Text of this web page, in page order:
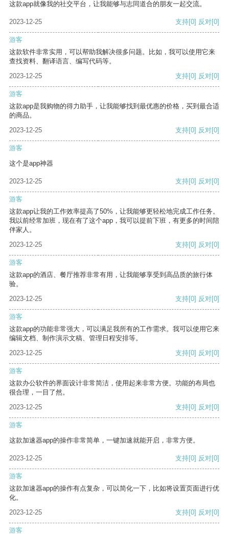
这款app就像我的社交平台，让我能够与志同道合的朋友一起交流。
2023-12-25 支持[0] 反对[0]
游客
这款软件非常实用，可以帮助我解决很多问题。比如，我可以使用它来
查找资料、翻译语言、编写代码等。
2023-12-25
支持[0] 反对[0]
游客
这款app是我购物的得力助手，让我能够找到最优惠的价格，买到最合适
的商品。
2023-12-25
支持[0] 反对[0]
游客
这个是app神器
2023-12-25 支持[0] 反对[0]
游客
这款app让我的工作效率提高了50%，让我能够更轻松地完成工作任务。
我以前经常加班，现在有了这个app，我可以提前下班，有更多的时间陪
伴家人。
2023-12-25
支持[0] 反对[0]
游客
这款app的酒店、餐厅推荐非常有用，让我能够享受到高品质的旅行体
验。
2023-12-25
支持[0] 反对[0]
游客
这款app的功能非常强大，可以满足我所有的工作需求。我可以使用它来
编辑文档、制作演示文稿、管理日程安排等。
2023-12-25
支持[0] 反对[0]
游客
这款办公软件的界面设计非常简洁，使用起来非常方便。功能的布局也
很合理，一目了然。
2023-12-25
支持[0] 反对[0]
游客
这款加速器app的操作非常简单，一键加速就能开启，非常方便。
2023-12-25 支持[0] 反对[0]
游客
这款加速器app的操作有点复杂，可以简化一下，比如将设置页面进行优
化。
2023-12-25
支持[0] 反对[0]
游客